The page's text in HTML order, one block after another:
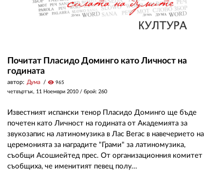
Почитат Пласидо Доминго като Личност на
годината
автор: Дума visibility 965
четвъртък, 11 Ноември 2010 / брой: 260
Известният испански тенор Пласидо Доминго ще бъде
почетен като Личност на годината от Академията за
звукозапис на латиномузика в Лас Вегас в навечерието на
церемонията за наградите "Грами" за латиномузика,
съобщи Асошиейтед прес. От организационния комитет
съобщиха, че именитият певец полу...